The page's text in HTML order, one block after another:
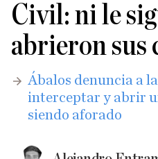
Civil: ni le
abrieron sus
Ábalos denuncia a
interceptar y abrir
siendo aforado